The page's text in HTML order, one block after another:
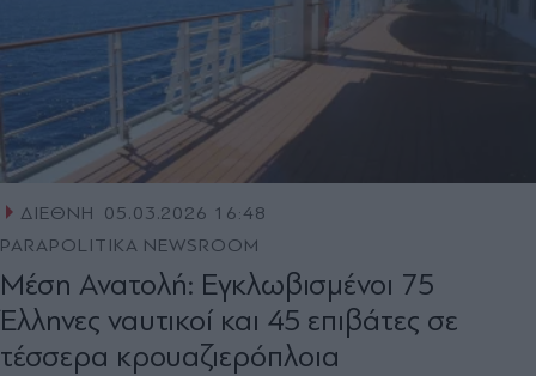
ΔΙΕΘΝΗ
05.03.2026 16:48
PARAPOLITIKA NEWSROOM
Μέση Ανατολή: Εγκλωβισμένοι 75
Έλληνες ναυτικοί και 45 επιβάτες σε
τέσσερα κρουαζιερόπλοια